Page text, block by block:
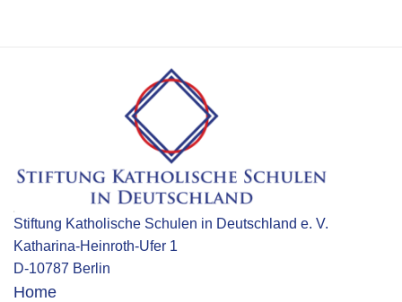
Stiftung Katholische Schulen in Deutschland e. V.
Katharina-Heinroth-Ufer 1
D-10787 Berlin
Home